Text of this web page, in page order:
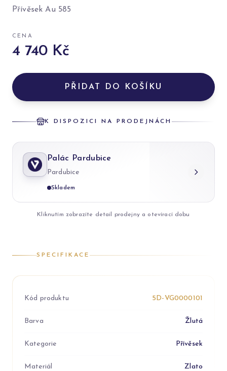
Přívěsek Au 585
CENA
4 740 Kč
PŘIDAT DO KOŠÍKU
K DISPOZICI NA PRODEJNÁCH
Palác Pardubice
Pardubice
Skladem
Kliknutím zobrazíte detail prodejny a otevírací dobu
SPECIFIKACE
Kód produktu 5D-VG0000101
Barva Žlutá
Kategorie Přívěsek
Materiál Zlato